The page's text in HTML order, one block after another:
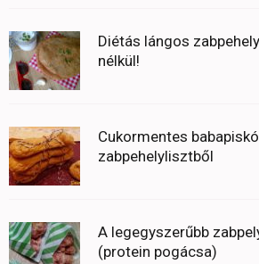
Diétás lángos
nélkül!
Cukormentes
zabpehelylisztből
A legegyszerűbb
(protein pogácsa)